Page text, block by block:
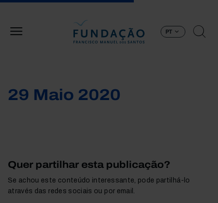
PT
29 Maio 2020
Quer partilhar esta publicação?
Se achou este conteúdo interessante, pode partilhá-lo
através das redes sociais ou por email.